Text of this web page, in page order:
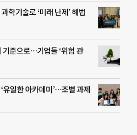
학기술로 ‘미래 난제’ 해법
준으로…기업들 ‘위험 관
유일한 아카데미’…조별 과제